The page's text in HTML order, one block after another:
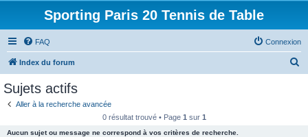
Sporting Paris 20 Tennis de Table
FAQ Connexion
Index du forum
Sujets actifs
Aller à la recherche avancée
0 résultat trouvé • Page 1 sur 1
Aucun sujet ou message ne correspond à vos critères de recherche.